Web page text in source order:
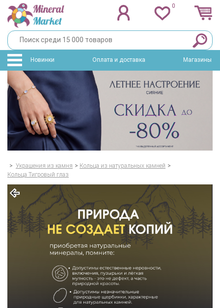
0
Новинки Оплата и доставка Магазины
> Украшения из камня > Кольца из натуральных камней >
Кольца Тигровый глаз